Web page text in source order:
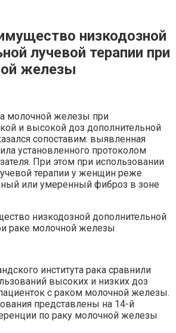
низкодозной
лучевой терапии при
железы
молочной железы при
и высокой доз дополнительной
сопоставим: выявленная
установленного протоколом
При этом при использовании
терапии у женщин реже
или умеренный фиброз в зоне
института рака сравнили
высоких и низких доз
с раком молочной железы.
представлены на 14-й
по раку молочной железы